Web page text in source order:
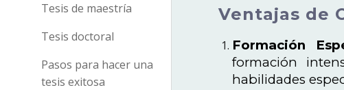
Tesis de maestría
Tesis doctoral
Pasos para hacer una
tesis exitosa
Ventajas de
Formación
formación
habilidades